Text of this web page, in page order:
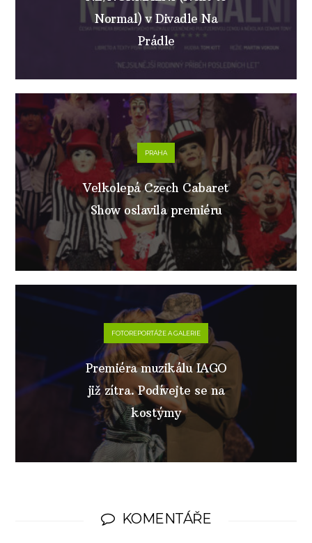
Normal) v Divadle Na
Prádle
PRAHA
Velkolepá Czech Cabaret
Show oslavila premiéru
FOTOREPORTÁŽE A GALERIE
Premiéra muzikálu IAGO
již zítra. Podívejte se na
kostýmy
KOMENTÁŘE